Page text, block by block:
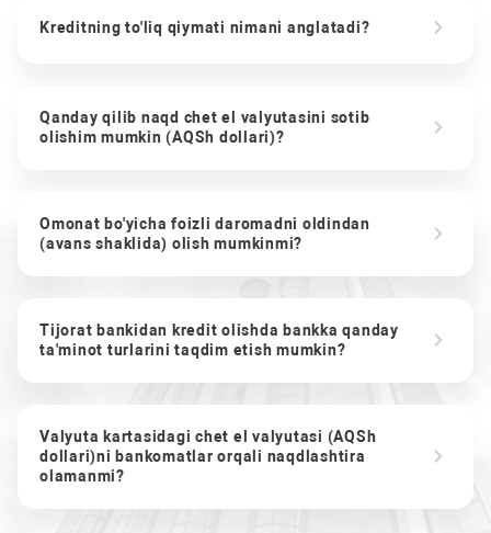
Kreditning to'liq qiymati nimani anglatadi?
Qanday qilib naqd chet el valyutasini sotib
olishim mumkin (AQSh dollari)?
Omonat bo'yicha foizli daromadni oldindan
(avans shaklida) olish mumkinmi?
Tijorat bankidan kredit olishda bankka qanday
ta'minot turlarini taqdim etish mumkin?
Valyuta kartasidagi chet el valyutasi (AQSh
dollari)ni bankomatlar orqali naqdlashtira
olamanmi?